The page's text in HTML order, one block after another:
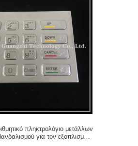
πληκτρολόγιο μετάλλων
για τον εξοπλισμό